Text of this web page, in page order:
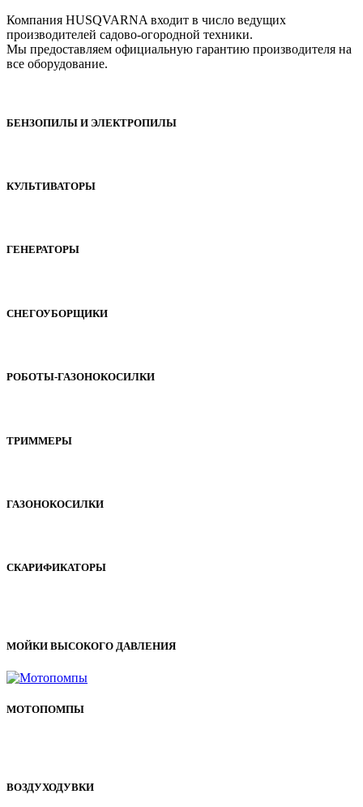
Компания HUSQVARNA входит в число ведущих
производителей садово-огородной техники.
Мы предоставляем официальную гарантию производителя на
все оборудование.
БЕНЗОПИЛЫ И ЭЛЕКТРОПИЛЫ
КУЛЬТИВАТОРЫ
ГЕНЕРАТОРЫ
СНЕГОУБОРЩИКИ
РОБОТЫ-ГАЗОНОКОСИЛКИ
ТРИММЕРЫ
ГАЗОНОКОСИЛКИ
СКАРИФИКАТОРЫ
МОЙКИ ВЫСОКОГО ДАВЛЕНИЯ
МОТОПОМПЫ
ВОЗДУХОДУВКИ